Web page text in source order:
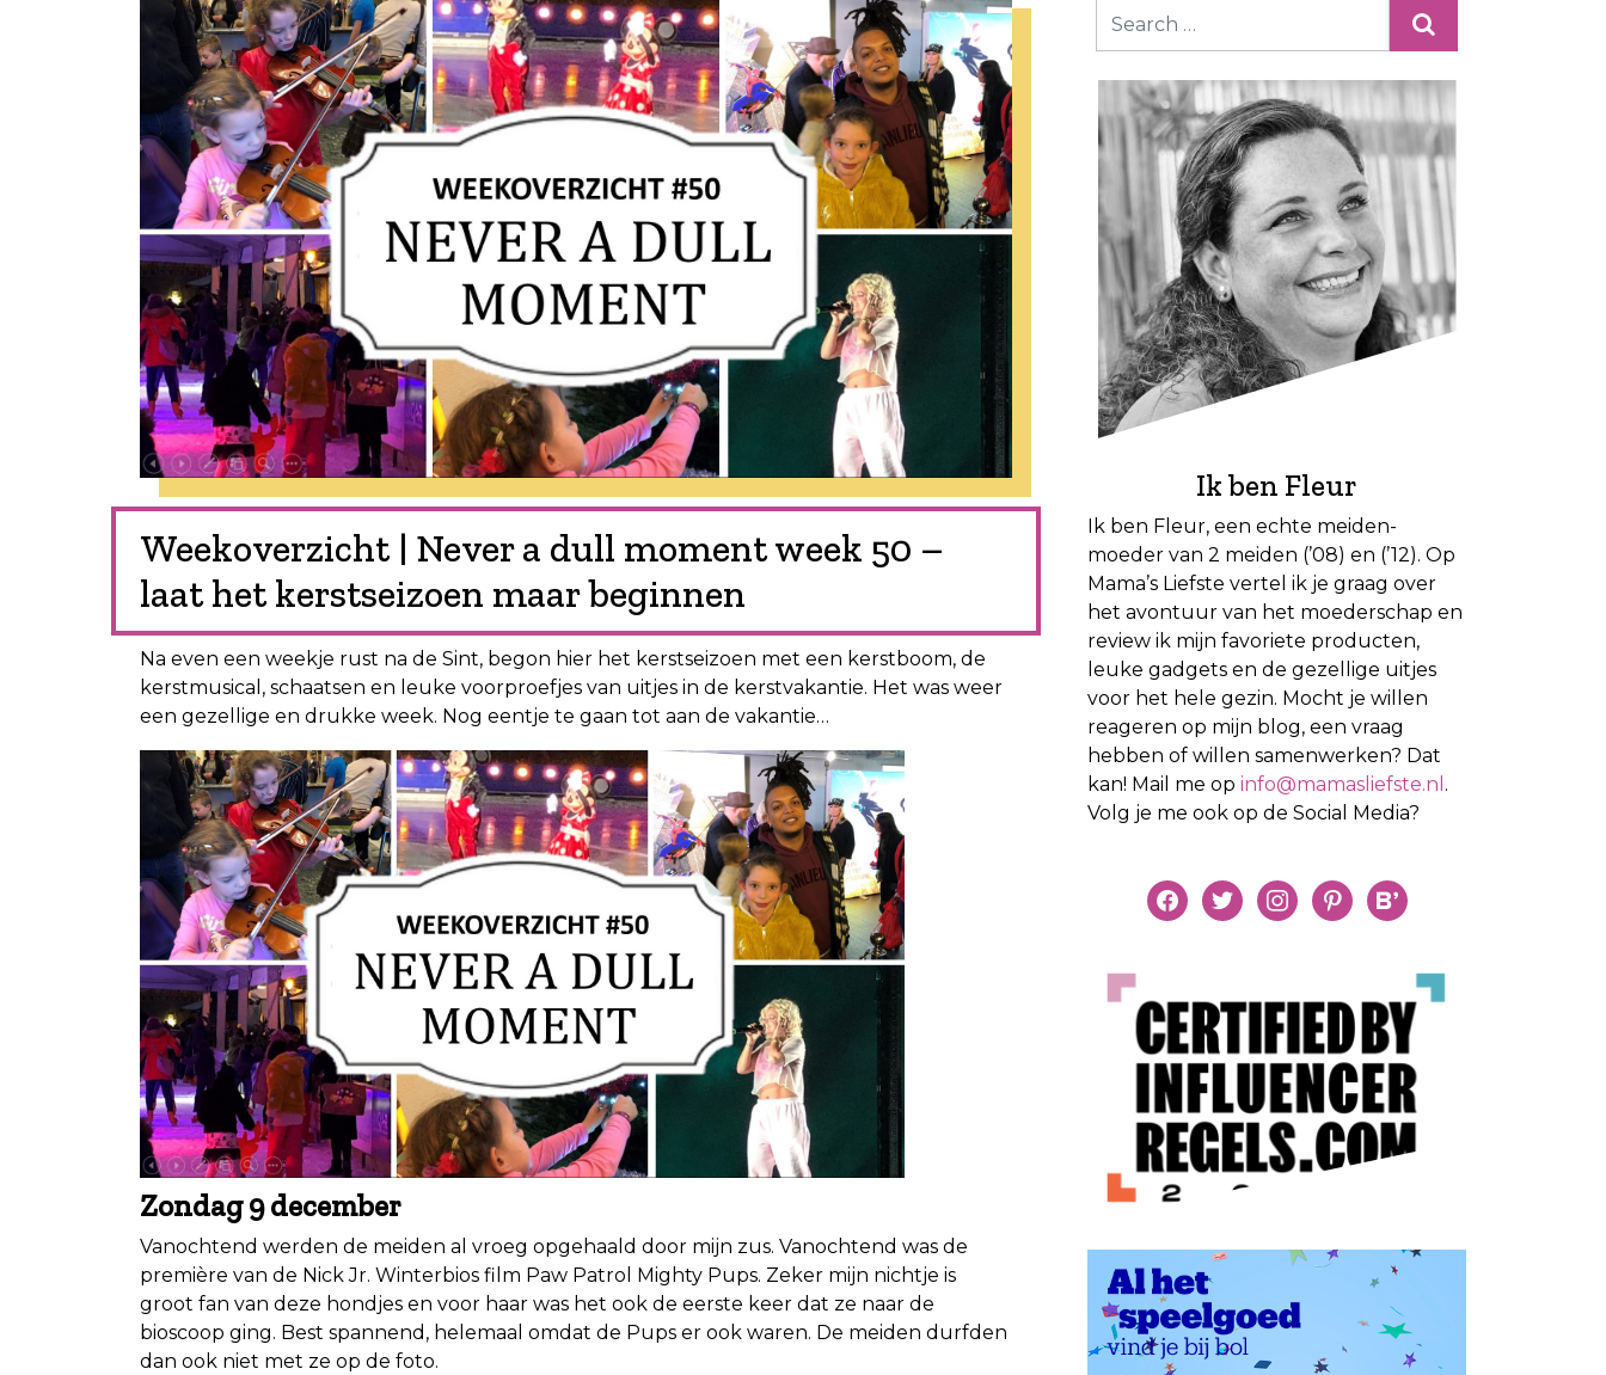
Weekoverzicht | Never a dull moment week 50 –
laat het kerstseizoen maar beginnen
Na even een weekje rust na de Sint, begon hier het kerstseizoen met een kerstboom, de
kerstmusical, schaatsen en leuke voorproefjes van uitjes in de kerstvakantie. Het was weer
een gezellige en drukke week. Nog eentje te gaan tot aan de vakantie…
Zondag 9 december
Vanochtend werden de meiden al vroeg opgehaald door mijn zus. Vanochtend was de
première van de Nick Jr. Winterbios film Paw Patrol Mighty Pups. Zeker mijn nichtje is
groot fan van deze hondjes en voor haar was het ook de eerste keer dat ze naar de
bioscoop ging. Best spannend, helemaal omdat de Pups er ook waren. De meiden durfden
dan ook niet met ze op de foto.
Ik ben Fleur
Ik ben Fleur, een echte meiden-
moeder van 2 meiden (’08) en (’12). Op
Mama’s Liefste vertel ik je graag over
het avontuur van het moederschap en
review ik mijn favoriete producten,
leuke gadgets en de gezellige uitjes
voor het hele gezin. Mocht je willen
reageren op mijn blog, een vraag
hebben of willen samenwerken? Dat
kan! Mail me op info@mamasliefste.nl .
Volg je me ook op de Social Media?
facebooktwitterinstagrampinterestbloglovin